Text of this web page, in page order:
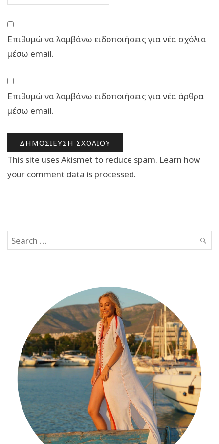
Επιθυμώ να λαμβάνω ειδοποιήσεις για νέα σχόλια
μέσω email.
Επιθυμώ να λαμβάνω ειδοποιήσεις για νέα άρθρα
μέσω email.
This site uses Akismet to reduce spam. Learn how
your comment data is processed.
Search
for: